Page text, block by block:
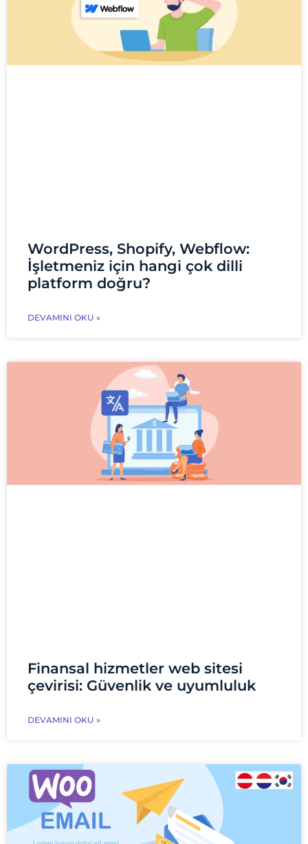
WordPress, Shopify, Webflow:
İşletmeniz için hangi çok dilli
platform doğru?
DEVAMINI OKU »
Finansal hizmetler web sitesi
çevirisi: Güvenlik ve uyumluluk
DEVAMINI OKU »